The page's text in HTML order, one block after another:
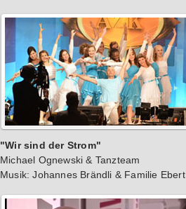
"Wir sind der Strom"
Michael Ognewski & Tanzteam
Musik: Johannes Brändli & Familie Ebert